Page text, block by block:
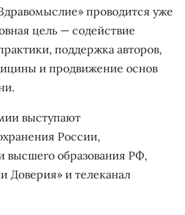
проводится уже
цель — содействие
поддержка авторов,
и продвижение основ
выступают
России,
высшего образования РФ,
Доверия» и телеканал